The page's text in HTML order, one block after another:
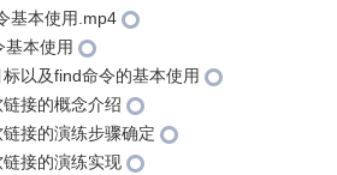
基本使用.mp4
本使用
以及find命令的基本使用
接的概念介绍
接的演练步骤确定
接的演练实现